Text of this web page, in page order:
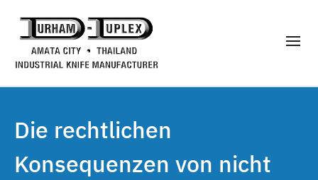
Die rechtlichen
Konsequenzen von nicht